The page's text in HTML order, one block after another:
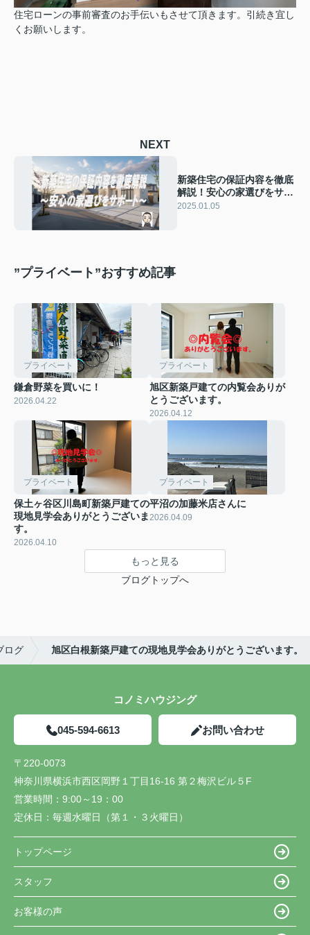
住宅ローンの事前審査のお手伝いもさせて頂きます。引続き宜し
くお願いします。
NEXT
新築住宅の保証内容を徹底
解説！安心の家選びをサポ
ート
2025.01.05
”プライベート”おすすめ記事
プライベート
鎌倉野菜を買いに！
2026.04.22
プライベート
旭区新築戸建ての内覧会ありが
とうございます。
2026.04.12
プライベート
保土ヶ谷区川島町新築戸建ての
現地見学会ありがとうございま
す。
2026.04.10
プライベート
平沼の加藤米店さんに
2026.04.09
もっと見る
ブログトップへ
ログ 旭区白根新築戸建ての現地見学会ありがとうございます。
コノミハウジング
045-594-6613 お問い合わせ
〒220-0073
神奈川県横浜市西区岡野１丁目16-16 第２梅沢ビル５F
営業時間： 9:00～19：00
定休日： 毎週水曜日（第１・３火曜日）
トップページ
スタッフ
お客様の声